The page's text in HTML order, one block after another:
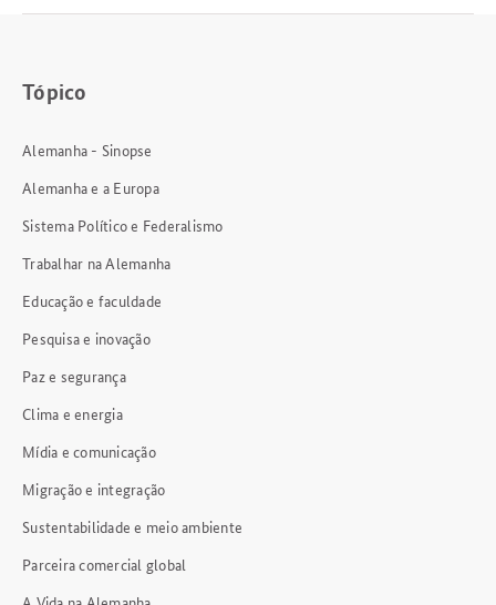
Tópico
Alemanha - Sinopse
Alemanha e a Europa
Sistema Político e Federalismo
Trabalhar na Alemanha
Educação e faculdade
Pesquisa e inovação
Paz e segurança
Clima e energia
Mídia e comunicação
Migração e integração
Sustentabilidade e meio ambiente
Parceira comercial global